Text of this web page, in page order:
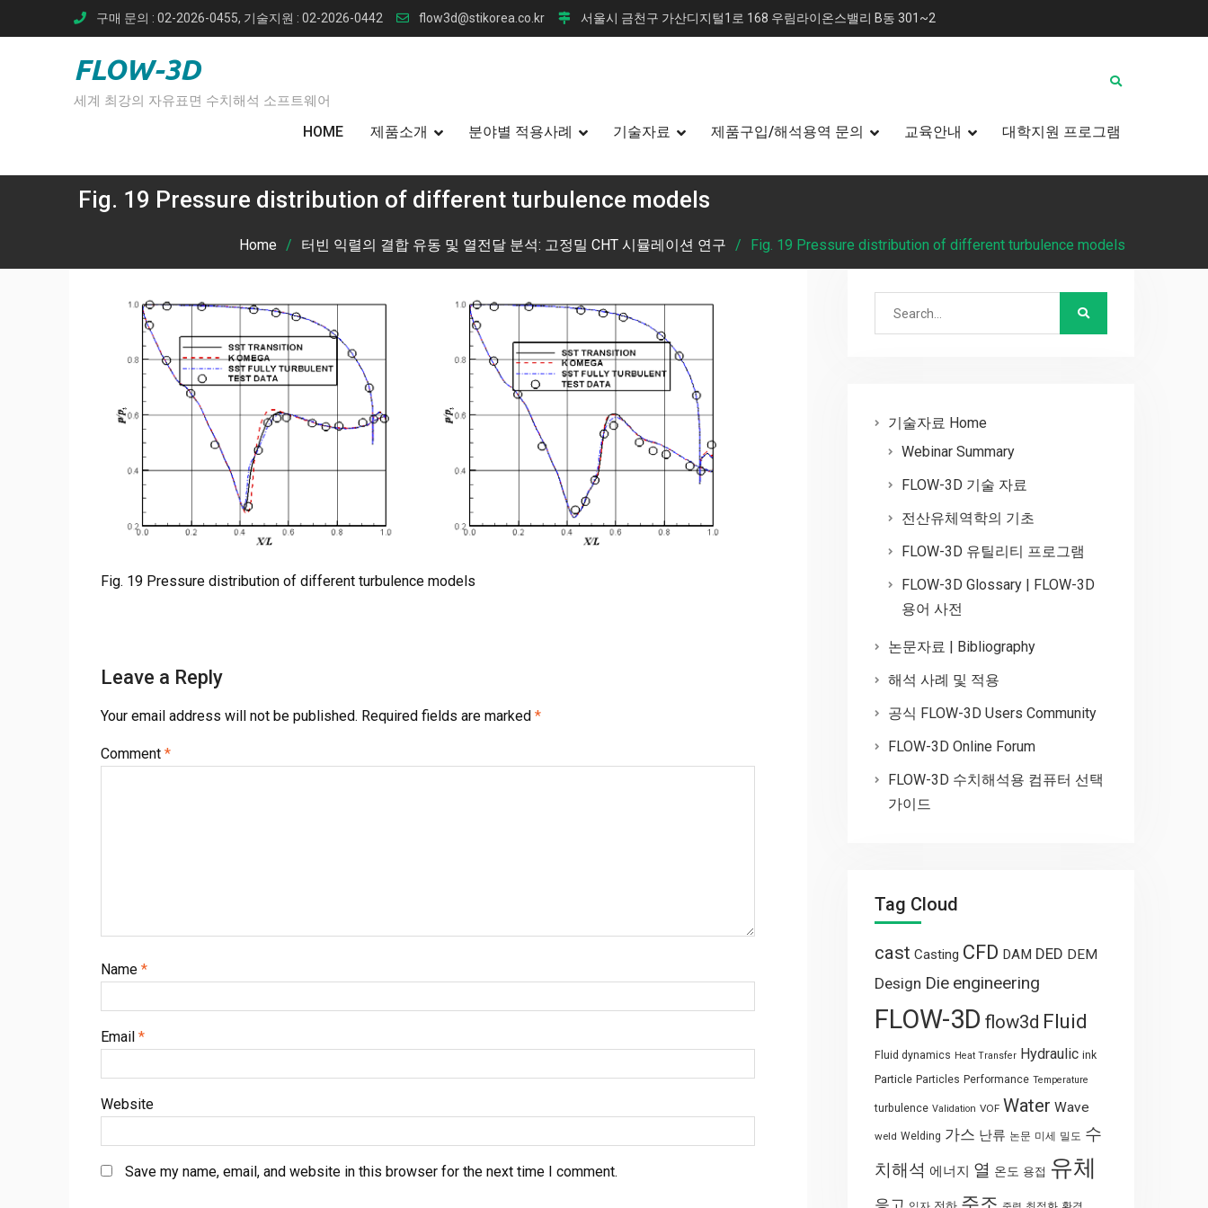
to
구매 문의 : 02-2026-0455, 기술지원 : 02-2026-0442 flow3d@stikorea.co.kr 서울시 금천구 가산디지털1로 168 우림라이온스밸리 B동 301~2
FLOW-3D
세계 최강의 자유표면 수치해석 소프트웨어
HOME 제품소개 분야별 적용사례 기술자료 제품구입/해석용역 문의 교육안내 대학지원 프로그램
Fig. 19 Pressure distribution of different turbulence models
Home 터빈 익렬의 결합 유동 및 열전달 분석: 고정밀 CHT 시뮬레이션 연구 Fig. 19 Pressure distribution of different turbulence models
Fig. 19 Pressure distribution of different turbulence models
Leave a Reply
Your email address will not be published. Required fields are marked *
Comment *
Name *
Email *
Website
Save my name, email, and website in this browser for the next time I comment.
기술자료 Home
Webinar Summary
FLOW-3D 기술 자료
전산유체역학의 기초
FLOW-3D 유틸리티 프로그램
FLOW-3D Glossary | FLOW-3D
용어 사전
논문자료 | Bibliography
해석 사례 및 적용
공식 FLOW-3D Users Community
FLOW-3D Online Forum
FLOW-3D 수치해석용 컴퓨터 선택
가이드
Tag Cloud
cast Casting CFD DAM DED DEM
Design Die engineering
FLOW-3D flow3d Fluid
Fluid dynamics Heat Transfer Hydraulic ink
Particle Particles Performance Temperature
turbulence Validation VOF Water Wave
weld Welding 가스 난류 논문 미세 밀도 수
치해석 에너지 열 온도 용접 유체
응고 주조